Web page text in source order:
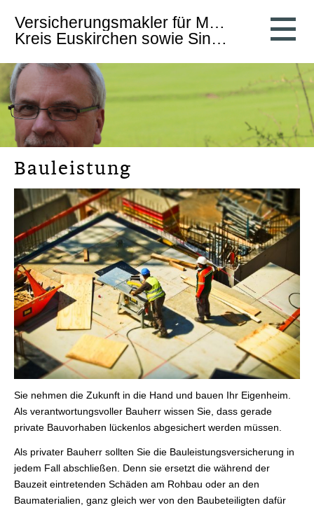
Ver­sicherungs­makler für Mechernich,
Kreis Euskirchen sowie Sinzig und Umgebung
Bauleistung
Sie nehmen die Zukunft in die Hand und bauen Ihr Eigenheim.
Als verantwortungsvoller Bauherr wissen Sie, dass gerade
private Bauvorhaben lückenlos abgesichert werden müssen.
Als privater Bauherr sollten Sie die Bauleistungsversicherung in
jedem Fall abschließen. Denn sie ersetzt die während der
Bauzeit eintretenden Schäden am Rohbau oder an den
Baumaterialien, ganz gleich wer von den Baubeteiligten dafür